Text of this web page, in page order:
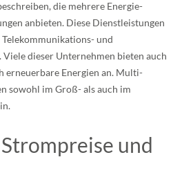
die mehrere Energie-
anbieten. Diese Dienstleistungen
Telekommunikations- und
Viele dieser Unternehmen bieten auch
erneuerbare Energien an. Multi-
sowohl im Groß- als auch im
und